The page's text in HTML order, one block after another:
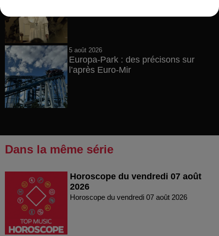
5 août 2026
Europa-Park : des précisons sur
l’après Euro-Mir
Dans la même série
Horoscope du vendredi 07 août
2026
Horoscope du vendredi 07 août 2026